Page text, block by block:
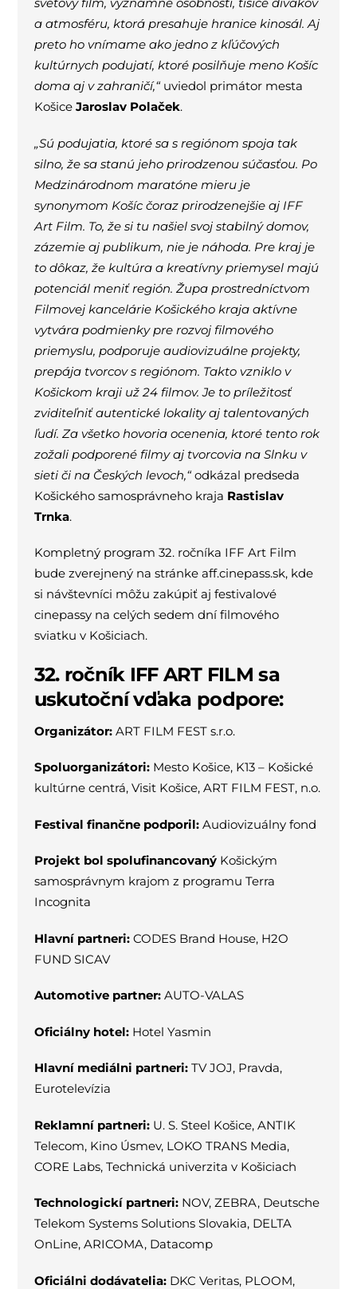
a atmosféru, ktorá presahuje hranice kinosál. Aj
preto ho vnímame ako jedno z kľúčových
kultúrnych podujatí, ktoré posilňuje meno Košíc
doma aj v zahraničí,“ uviedol primátor mesta
Košice Jaroslav Polaček.
„Sú podujatia, ktoré sa s regiónom spoja tak
silno, že sa stanú jeho prirodzenou súčasťou. Po
Medzinárodnom maratóne mieru je
synonymom Košíc čoraz prirodzenejšie aj IFF
Art Film. To, že si tu našiel svoj stabilný domov,
zázemie aj publikum, nie je náhoda. Pre kraj je
to dôkaz, že kultúra a kreatívny priemysel majú
potenciál meniť región. Župa prostredníctvom
Filmovej kancelárie Košického kraja aktívne
vytvára podmienky pre rozvoj filmového
priemyslu, podporuje audiovizuálne projekty,
prepája tvorcov s regiónom. Takto vzniklo v
Košickom kraji už 24 filmov. Je to príležitosť
zviditeľniť autentické lokality aj talentovaných
ľudí. Za všetko hovoria ocenenia, ktoré tento rok
zožali podporené filmy aj tvorcovia na Slnku v
sieti či na Českých levoch,“ odkázal predseda
Košického samosprávneho kraja Rastislav
Trnka.
Kompletný program 32. ročníka IFF Art Film
bude zverejnený na stránke aff.cinepass.sk, kde
si návštevníci môžu zakúpiť aj festivalové
cinepassy na celých sedem dní filmového
sviatku v Košiciach.
32. ročník IFF ART FILM sa
uskutoční vďaka podpore:
Organizátor:ART FILM FEST s.r.o.
Spoluorganizátori:Mesto Košice, K13 – Košické
kultúrne centrá, Visit Košice, ART FILM FEST, n.o.
Festival finančne podporil:Audiovizuálny fond
Projekt bol spolufinancovanýKošickým
samosprávnym krajom z programu Terra
Incognita
Hlavní partneri:CODES Brand House, H2O
FUND SICAV
Automotive partner:AUTO-VALAS
Oficiálny hotel:Hotel Yasmin
Hlavní mediálni partneri:TV JOJ, Pravda,
Eurotelevízia
Reklamní partneri:U. S. Steel Košice, ANTIK
Telecom, Kino Úsmev, LOKO TRANS Media,
CORE Labs, Technická univerzita v Košiciach
Technologickí partneri:NOV, ZEBRA, Deutsche
Telekom Systems Solutions Slovakia, DELTA
OnLine, ARICOMA, Datacomp
Oficiálni dodávatelia:DKC Veritas, PLOOM,